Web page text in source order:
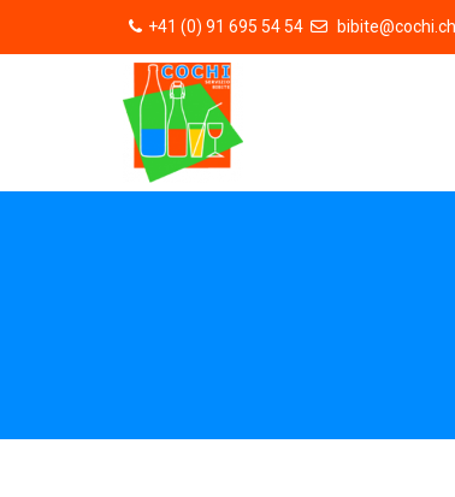
+41 (0) 91 695 54 54 bibite@cochi.ch